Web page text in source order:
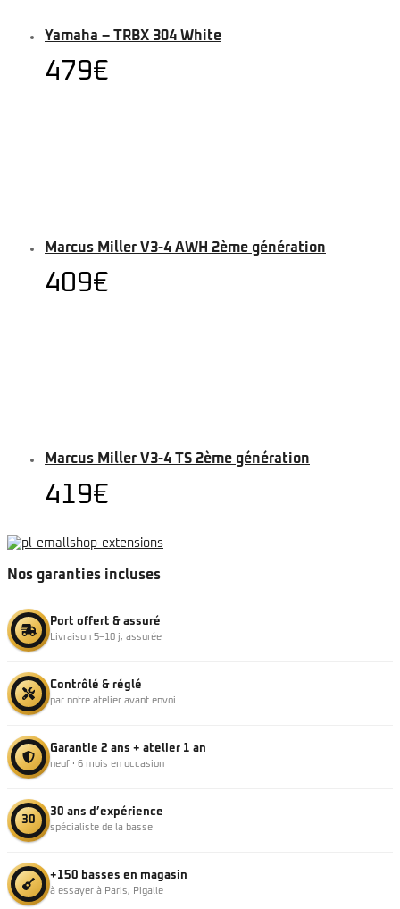
Yamaha – TRBX 304 White
479€
Marcus Miller V3-4 AWH 2ème génération
409€
Marcus Miller V3-4 TS 2ème génération
419€
Nos garanties incluses
Port offert & assuré
Livraison 5–10 j, assurée
Contrôlé & réglé
par notre atelier avant envoi
Garantie 2 ans + atelier 1 an
neuf · 6 mois en occasion
30
30 ans d’expérience
spécialiste de la basse
+150 basses en magasin
à essayer à Paris, Pigalle